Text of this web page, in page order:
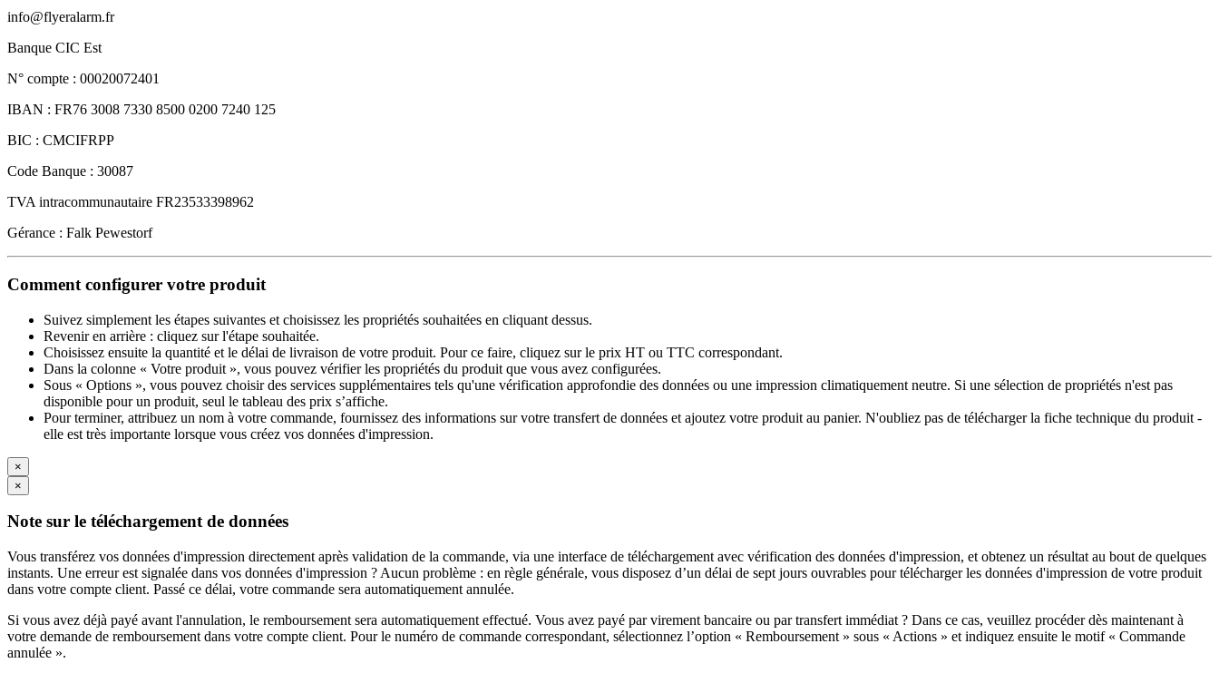
info@flyeralarm.fr
Banque CIC Est
N° compte : 00020072401
IBAN : FR76 3008 7330 8500 0200 7240 125
BIC : CMCIFRPP
Code Banque : 30087
TVA intracommunautaire FR23533398962
Gérance : Falk Pewestorf
Comment configurer votre produit
Suivez simplement les étapes suivantes et choisissez les propriétés souhaitées en cliquant dessus.
Revenir en arrière : cliquez sur l'étape souhaitée.
Choisissez ensuite la quantité et le délai de livraison de votre produit. Pour ce faire, cliquez sur le prix HT ou TTC correspondant.
Dans la colonne « Votre produit », vous pouvez vérifier les propriétés du produit que vous avez configurées.
Sous « Options », vous pouvez choisir des services supplémentaires tels qu'une vérification approfondie des données ou une impression climatiquement neutre. Si une sélection de propriétés n'est pas
disponible pour un produit, seul le tableau des prix s’affiche.
Pour terminer, attribuez un nom à votre commande, fournissez des informations sur votre transfert de données et ajoutez votre produit au panier. N'oubliez pas de télécharger la fiche technique du produit -
elle est très importante lorsque vous créez vos données d'impression.
×
×
Note sur le téléchargement de données
Vous transférez vos données d'impression directement après validation de la commande, via une interface de téléchargement avec vérification des données d'impression, et obtenez un résultat au bout de quelques
instants. Une erreur est signalée dans vos données d'impression ? Aucun problème : en règle générale, vous disposez d’un délai de sept jours ouvrables pour télécharger les données d'impression de votre produit
dans votre compte client. Passé ce délai, votre commande sera automatiquement annulée.
Si vous avez déjà payé avant l'annulation, le remboursement sera automatiquement effectué. Vous avez payé par virement bancaire ou par transfert immédiat ? Dans ce cas, veuillez procéder dès maintenant à
votre demande de remboursement dans votre compte client. Pour le numéro de commande correspondant, sélectionnez l’option « Remboursement » sous « Actions » et indiquez ensuite le motif « Commande
annulée ».